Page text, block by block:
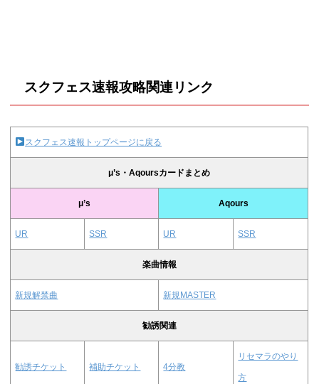
スクフェス速報攻略関連リンク
スクフェス速報トップページに戻る
μ’s・Aqoursカードまとめ
μ’s Aqours
UR SSR UR SSR
楽曲情報
新規解禁曲 新規MASTER
勧誘関連
勧誘チケット 補助チケット 4分教
リセマラのやり
方